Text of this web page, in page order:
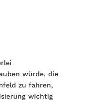
würde, die
zu fahren,
wichtig